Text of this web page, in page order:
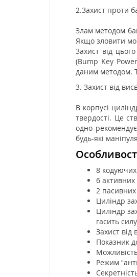
2.Захист проти
Злам методом
Якщо зловити
Захист від
(Bump Key
даним методом.
3. Захист від
В корпусі
твердості. Це
одно
будь-які
8 кодуючих
6 активних
2
Циліндр
Циліндр
гасить
Захист від
Показник
Режим